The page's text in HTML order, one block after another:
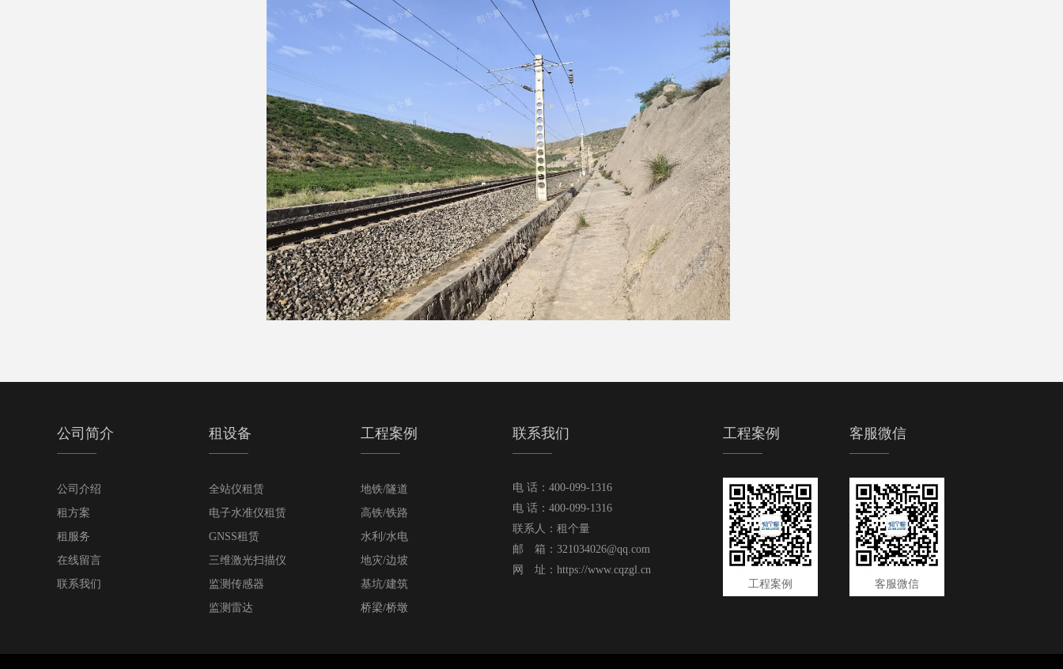
公司简介
公司介绍
租方案
租服务
在线留言
联系我们
租设备
全站仪租赁
电子水准仪租赁
GNSS租赁
三维激光扫描仪
监测传感器
监测雷达
陀螺仪
工程案例
地铁/隧道
高铁/铁路
水利/水电
地灾/边坡
基坑/建筑
桥梁/桥墩
联系我们
电 话：400-099-1316
电 话：400-099-1316
联系人：租个量
邮 箱：321034026@qq.com
网 址： https://www.cqzgl.cn
客服微信
客服微信
工程案例
工程案例